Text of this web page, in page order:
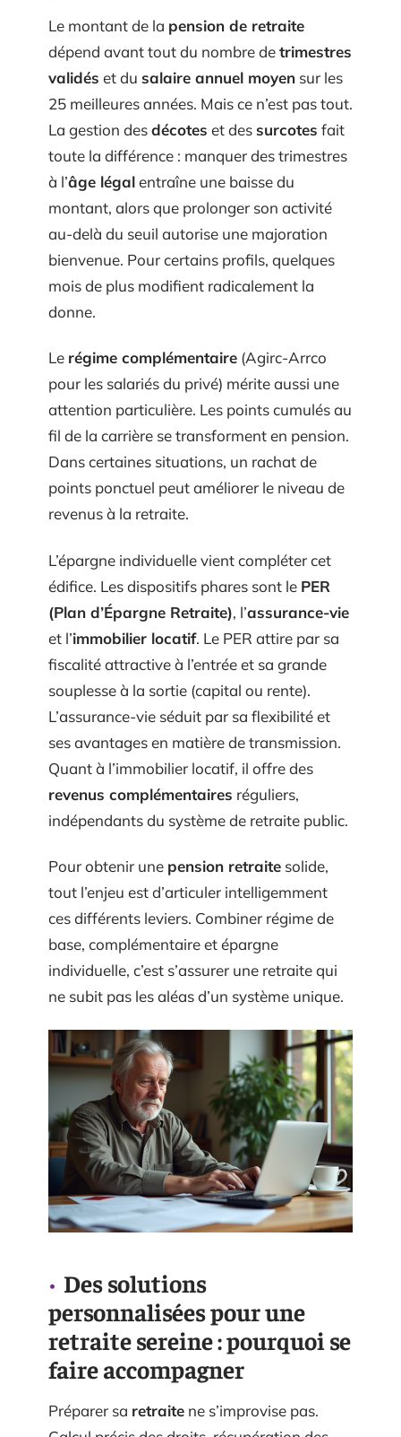
Le montant de la pension de retraite
dépend avant tout du nombre detrimestres
validés et du salaire annuel moyen sur les
25 meilleures années. Mais ce n’est pas tout.
La gestion desdécotes et dessurcotes fait
toute la différence : manquer des trimestres
à l’âge légalentraîne une baisse du
montant, alors que prolonger son activité
au-delà du seuil autorise une majoration
bienvenue. Pour certains profils, quelques
mois de plus modifient radicalement la
donne.
Le régime complémentaire (Agirc-Arrco
pour les salariés du privé) mérite aussi une
attention particulière. Les points cumulés au
fil de la carrière se transforment en pension.
Dans certaines situations, un rachat de
points ponctuel peut améliorer le niveau de
revenus à la retraite.
L’épargne individuelle vient compléter cet
édifice. Les dispositifs phares sont le PER
(Plan d’Épargne Retraite), l’assurance-vie
et l’immobilier locatif. Le PER attire par sa
fiscalité attractive à l’entrée et sa grande
souplesse à la sortie (capital ou rente).
L’assurance-vie séduit par sa flexibilité et
ses avantages en matière de transmission.
Quant à l’immobilier locatif, il offre des
revenus complémentaires réguliers,
indépendants du système de retraite public.
Pour obtenir une pension retraite solide,
tout l’enjeu est d’articuler intelligemment
ces différents leviers. Combiner régime de
base, complémentaire et épargne
individuelle, c’est s’assurer une retraite qui
ne subit pas les aléas d’un système unique.
Des solutions
personnalisées pour une
retraite sereine : pourquoi se
faire accompagner
Préparer sa retraite ne s’improvise pas.